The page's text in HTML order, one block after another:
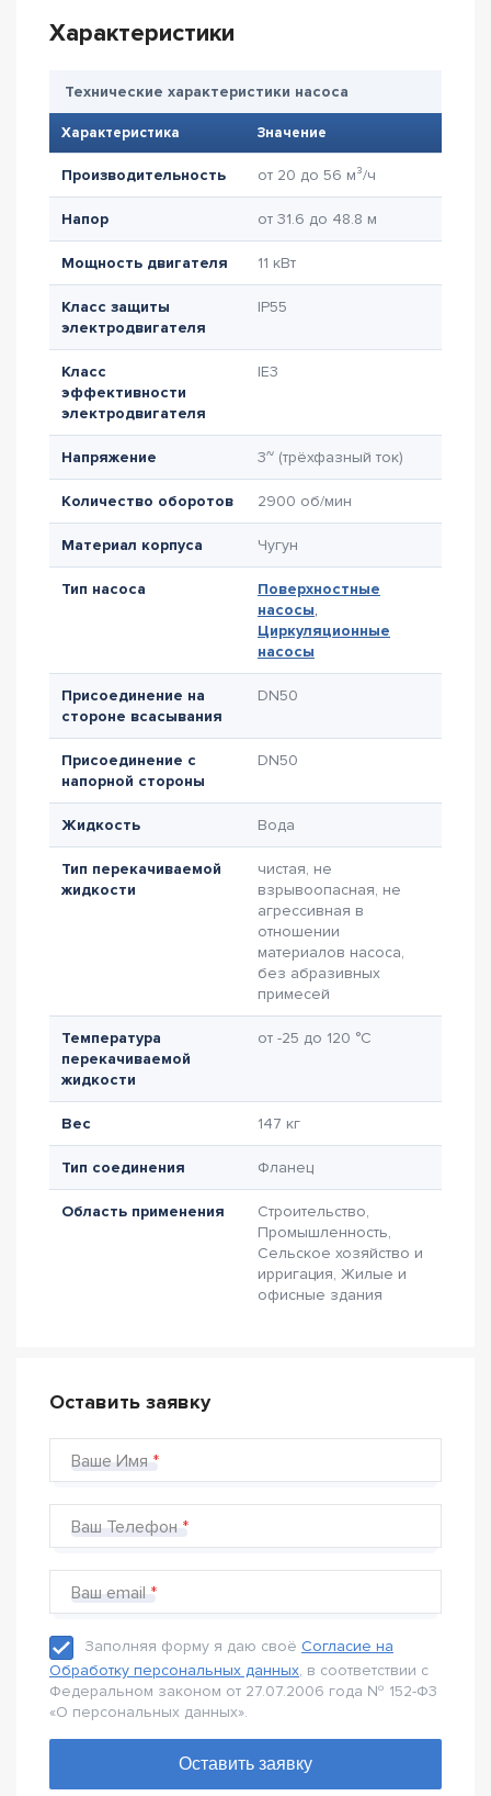
Характеристики
Технические характеристики насоса
Характеристика Значение
Производительность от 20 до 56 м³/ч
Напор от 31.6 до 48.8 м
Мощность двигателя 11 кВт
Класс защиты
электродвигателя
IP55
Класс
эффективности
электродвигателя
IE3
Напряжение 3~ (трёхфазный ток)
Количество оборотов 2900 об/мин
Материал корпуса Чугун
Тип насоса
Поверхностные
насосы,
Циркуляционные
насосы
Присоединение на
стороне всасывания
DN50
Присоединение с
напорной стороны
DN50
Жидкость Вода
Тип перекачиваемой
жидкости
чистая, не
взрывоопасная, не
агрессивная в
отношении
материалов насоса,
без абразивных
примесей
Температура
перекачиваемой
жидкости
от -25 до 120 °C
Вес 147 кг
Тип соединения Фланец
Область применения
Строительство,
Промышленность,
Сельское хозяйство и
ирригация, Жилые и
офисные здания
Оставить заявку
Ваше Имя
Ваш Телефон
Ваш email
Заполняя форму я даю своё Согласие на
Обработку персональных данных, в соответствии с
Федеральном законом от 27.07.2006 года № 152-Ф3
«О персональных данных».